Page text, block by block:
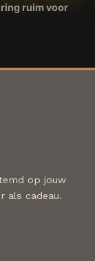
ruim voor
op jouw
als cadeau.